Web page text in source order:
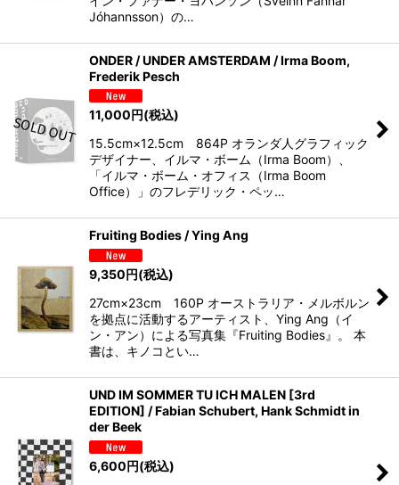
Jóhannsson）の…
ONDER / UNDER AMSTERDAM / Irma Boom,
Frederik Pesch
11,000円(税込)
15.5cm×12.5cm 864P オランダ人グラフィック
デザイナー、イルマ・ボーム（Irma Boom）、
「イルマ・ボーム・オフィス（Irma Boom
Office）」のフレデリック・ペッ…
Fruiting Bodies / Ying Ang
9,350円(税込)
27cm×23cm 160P オーストラリア・メルボルン
を拠点に活動するアーティスト、Ying Ang（イ
ン・アン）による写真集『Fruiting Bodies』。 本
書は、キノコとい…
UND IM SOMMER TU ICH MALEN [3rd
EDITION] / Fabian Schubert, Hank Schmidt in
der Beek
6,600円(税込)